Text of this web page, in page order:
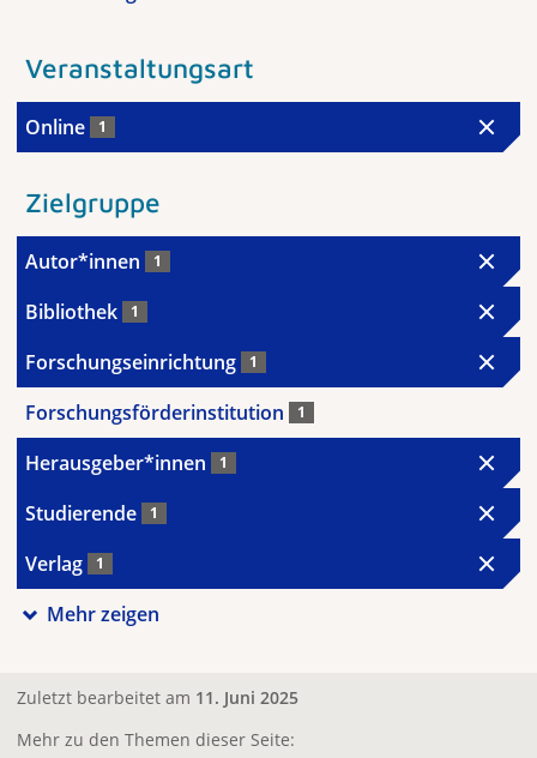
Veranstaltungsart
Online 1
Zielgruppe
Autor*innen 1
Bibliothek 1
Forschungseinrichtung 1
Forschungsförderinstitution 1
Herausgeber*innen 1
Studierende 1
Verlag 1
Mehr zeigen
Zuletzt bearbeitet am 11. Juni 2025
Mehr zu den Themen dieser Seite: